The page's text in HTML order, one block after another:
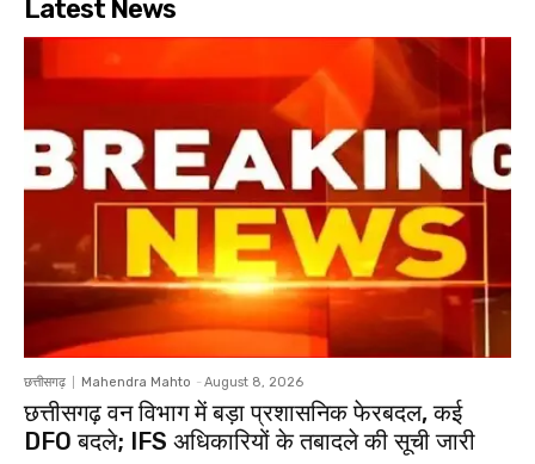
Latest News
छत्तीसगढ़ Mahendra Mahto - August 8, 2026
छत्तीसगढ़ वन विभाग में बड़ा प्रशासनिक फेरबदल, कई
DFO बदले; IFS अधिकारियों के तबादले की सूची जारी